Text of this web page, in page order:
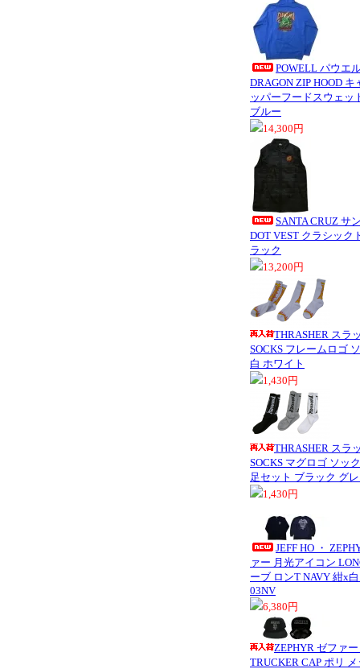
POWELL パウエ
DRAGON ZIP HOOD
ッパーフードスウェッ
ブルー
14,300円
SANTA CRUZ サ
DOT VEST クラシック
ラック
13,200円
THRASHER スラ
SOCKS フレームロゴ
白 ホワイト
1,430円
THRASHER スラ
SOCKS マグロゴ ソッ
足セット ブラック グ
1,430円
JEFF HO ・
ァー 月光アイコン
ーブ ロンT NAVY 紺x
03NV
6,380円
ZEPHYR ゼファ
TRUCKER CAP ポリ